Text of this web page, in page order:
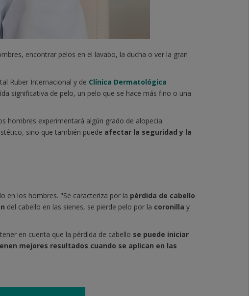
encontrar pelos en el lavabo, la ducha o ver la gran
Ruber Internacional y de Clínica Dermatológica
significativa de pelo, un pelo que se hace más fino o una
hombres experimentará algún grado de alopecia
sino que también puede afectar la seguridad y la
en los hombres. "Se caracteriza por la pérdida de cabello
del cabello en las sienes, se pierde pelo por la coronilla y
en cuenta que la pérdida de cabello se puede iniciar
mejores resultados cuando se aplican en las